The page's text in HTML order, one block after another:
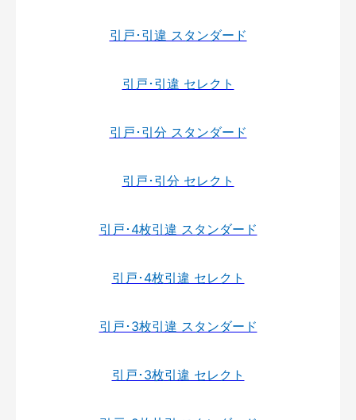
引戸･引違 スタンダード
引戸･引違 セレクト
引戸･引分 スタンダード
引戸･引分 セレクト
引戸･4枚引違 スタンダード
引戸･4枚引違 セレクト
引戸･3枚引違 スタンダード
引戸･3枚引違 セレクト